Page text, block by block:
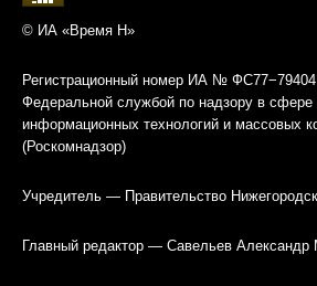
© ИА «Время Н»
Регистрационный номер ИА № ФС77−79404
Федеральной службой по надзору в сфере
информационных технологий и массовых
(Роскомнадзор)
Учредитель — Правительство
Главный редактор — Савельев Александр